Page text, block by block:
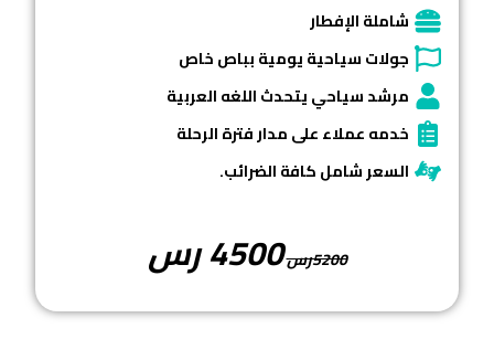
شاملة الإفطار
جولات سياحية يومية بباص خاص
مرشد سياحي يتحدث اللغه العربية
خدمه عملاء على مدار فترة الرحلة
السعر شامل كافة الضرائب.
5200رس 4500 رس